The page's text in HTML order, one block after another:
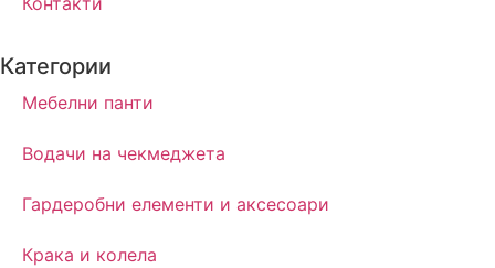
Категории
Мебелни панти
Водачи на чекмеджета
Гардеробни елементи и аксесоари
Крака и колела